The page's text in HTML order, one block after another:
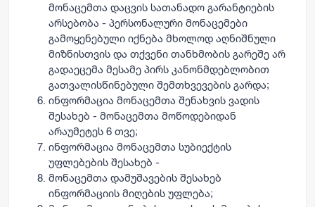
მონაცემთა დაცვის სათანადო გარანტიების
არსებობა - პერსონალური მონაცემები
გამოყენებული იქნება მხოლოდ აღნიშნული
მიზნისთვის და თქვენი თანხმობის გარეშე არ
გადაეცემა მესამე პირს კანონმდებლობით
გათვალისწინებული შემთხვევების გარდა;
ინფორმაცია მონაცემთა შენახვის ვადის
შესახებ - მონაცემთა მოწოდებიდან
არაუმეტეს 6 თვე;
ინფორმაცია მონაცემთა სუბიექტის
უფლებების შესახებ -
მონაცემთა დამუშავების შესახებ
ინფორმაციის მიღების უფლება;